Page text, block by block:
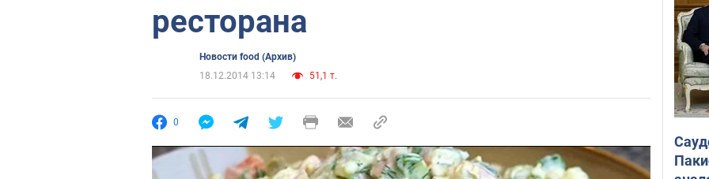
ресторана
Новости food (Архив)
18.12.2014 13:14
51,1 т.
0